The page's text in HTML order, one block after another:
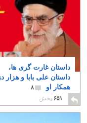
داستان غارت گری ها،
داستان علی بابا و هزار
همکار او
۸
۶۵۱ پخش